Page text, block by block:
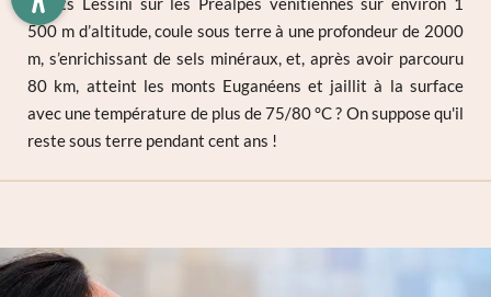
glutenetrespect des intolérances alimentaires
D’intéressants ateliers et séminaires salutaires sur la
médicine holistique
De nombreuses formules etoffres de bien-êtreavec
des remises avantageuses
Technologie innovante MEMON®
Système d'osmose qui filtre l'eau thermale pour
irriguer les
500 m d’altitude, coule sous terre à une profondeur de 2000
m, s’enrichissant de sels minéraux, et, après avoir parcouru
80 km, atteint les monts Euganéens et jaillit à la surface
avec une température de plus de 75/80 °C ? On suppose qu'il
reste sous terre pendant cent ans !
E-mail*
Accord au marketing*
*champs obligatoires